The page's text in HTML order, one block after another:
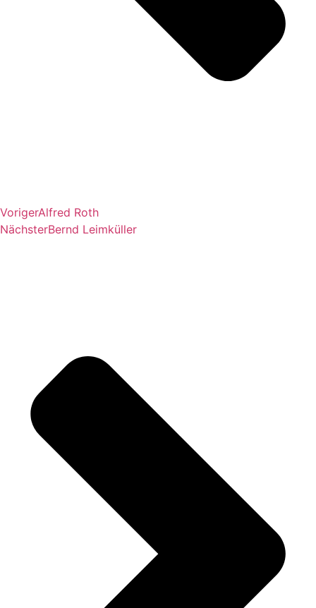
VorigerAlfred Roth
NächsterBernd Leimküller